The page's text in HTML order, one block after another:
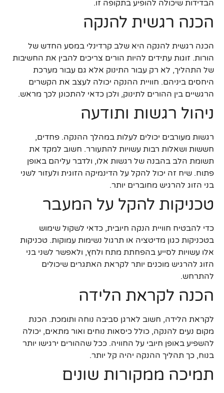
הבדידות שיכולה להופיע בתקופה זו.
הכנה רגשית להנקה
הכנה רגשית להנקה היא שלב קרדינלי במסע החדש של
הורות. זוגות עתידים להיות הורים צריכים להבין את החשיבות
של התהליך, לא רק עבור התינוק אלא גם עבור מערכת
היחסים ביניהם. חוויית ההנקה יכולה לעצב את הקשרים
הרגשיים בין ההורים לתינוק, ולכן כדאי להתכונן לכך מראש.
ניהול רגשות ותודעה
רגשות מעורבים יכולים לעלות במהלך ההנקה. פחדים,
חששות ושאלות רבות עשויות להתעורר. חשוב למקד את
תשומת הלב בהבנה של רגשות אלו, ולדבר עליהם באופן
פתוח. שיח זה יכול להקל על הדינמיקה הזוגית ולעזור לשני
בני הזוג להרגיש מחוברים יותר.
טכניקות להקל על המעבר
כדי להבטיח חוויית הנקה חיובית, כדאי לשקול שימוש
בטכניקות כגון מדיטציה או תרגול נשימות עמוקות. טכניקות
אלו עשויות לסייע בהפחתת מתח ולחץ, ולאפשר לשני בני
הזוג להרגיש מוכנים יותר לקראת האתגרים שיכולים
להתרחש.
הכנה לקראת הלידה
לקראת הלידה, חשוב לארגן סביבה נוחה ותומכת. הכנת
מקום נעים להנקה, כולל כיסאות נוחים ואור מתאים, יכולה
להשפיע באופן חיובי על החוויה. ככל שההורים ירגישו יותר
בנוח, כך תהליך ההנקה יהיה קל יותר.
תמיכה ממקורות שונים